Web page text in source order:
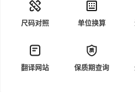
尺码对照 单位换算
翻译网站 保质期查询